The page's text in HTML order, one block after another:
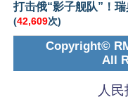
打击俄“影子舰队”！
(42,609次)
Copyright©
All
人